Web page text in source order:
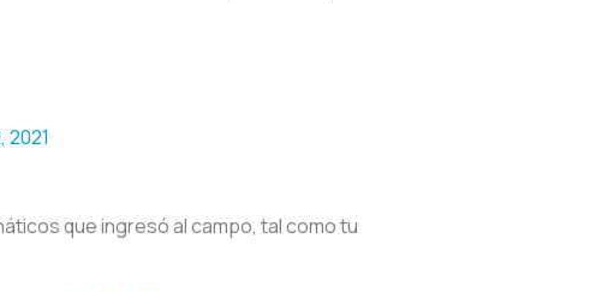
2021
que ingresó al campo, tal como tu